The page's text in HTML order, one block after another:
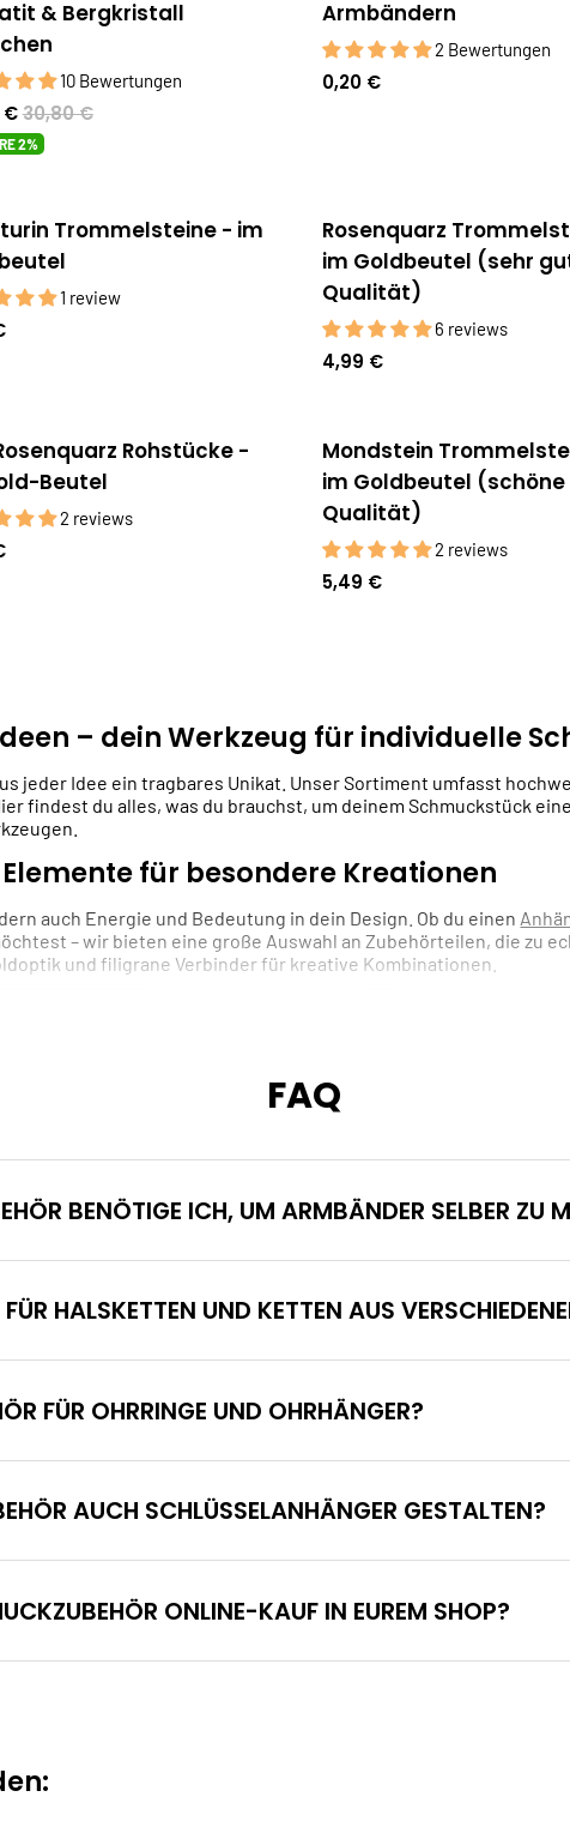
& Bergkristall
10 Bewertungen
30,80 €
€
2%
Armbändern
2 Bewertungen
0,20 €
Trommelsteine - im
1 review
Rosenquarz
im Goldbeutel (sehr
Qualität)
6 reviews
4,99 €
Rohstücke -
Beutel
2 reviews
Mondstein
im Goldbeutel (schöne
Qualität)
2 reviews
5,49 €
– dein Werkzeug für individuelle
jeder Idee ein tragbares Unikat. Unser Sortiment umfasst
findest du alles, was du brauchst, um deinem Schmuckstück
für besondere Kreationen
auch Energie und Bedeutung in dein Design. Ob du einen
– wir bieten eine große Auswahl an Zubehörteilen, die zu
und filigrane Verbinder für kreative Kombinationen.
FAQ
BENÖTIGE ICH, UM ARMBÄNDER SELBER ZU
HALSKETTEN UND KETTEN AUS
FÜR OHRRINGE UND OHRHÄNGER?
AUCH SCHLÜSSELANHÄNGER GESTALTEN?
ONLINE-KAUF IN EUREM SHOP?